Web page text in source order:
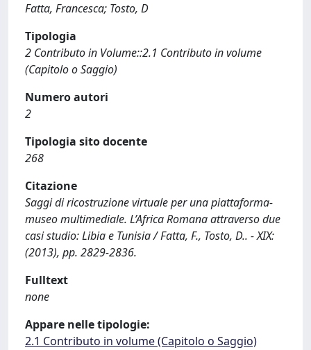
Fatta, Francesca; Tosto, D
Tipologia
2 Contributo in Volume::2.1 Contributo in volume
(Capitolo o Saggio)
Numero autori
2
Tipologia sito docente
268
Citazione
Saggi di ricostruzione virtuale per una piattaforma-
museo multimediale. L’Africa Romana attraverso due
casi studio: Libia e Tunisia / Fatta, F., Tosto, D.. - XIX:
(2013), pp. 2829-2836.
Fulltext
none
Appare nelle tipologie:
2.1 Contributo in volume (Capitolo o Saggio)